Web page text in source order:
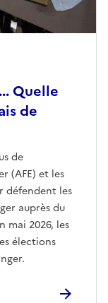
Quelle
de
de
(AFE) et les
défendent les
auprès du
mai 2026, les
élections